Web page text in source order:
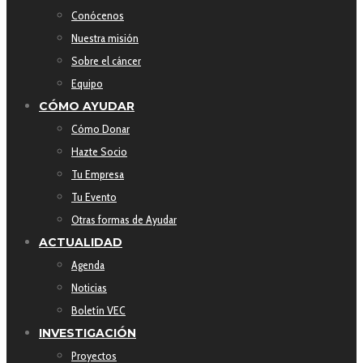
Conócenos
Nuestra misión
Sobre el cáncer
Equipo
CÓMO AYUDAR
Cómo Donar
Hazte Socio
Tu Empresa
Tu Evento
Otras formas de Ayudar
ACTUALIDAD
Agenda
Noticias
Boletín VEC
INVESTIGACIÓN
Proyectos